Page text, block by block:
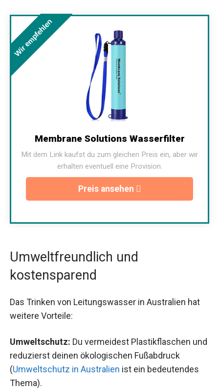
Wir empfehlen
Membrane Solutions Wasserfilter
Mit dem Link kaufst du zum gleichen Preis ein, aber wir
erhalten eventuell eine Provision.
Preis ansehen
Umweltfreundlich und
kostensparend
Das Trinken von Leitungswasser in Australien hat
weitere Vorteile:
Umweltschutz: Du vermeidest Plastikflaschen und
reduzierst deinen ökologischen Fußabdruck
(Umweltschutz in Australien ist ein bedeutendes
Thema).